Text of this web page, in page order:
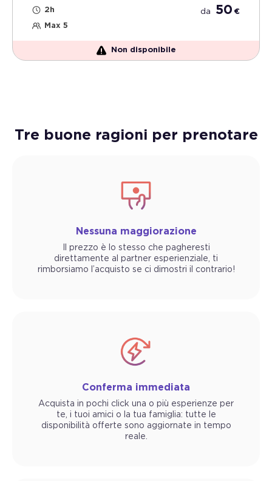
2h
Max 5
da 50 €
Non disponibile
Tre buone ragioni per prenotare
Nessuna maggiorazione
Il prezzo è lo stesso che pagheresti
direttamente al partner esperienziale, ti
rimborsiamo l’acquisto se ci dimostri il contrario!
Conferma immediata
Acquista in pochi click una o più esperienze per
te, i tuoi amici o la tua famiglia: tutte le
disponibilità offerte sono aggiornate in tempo
reale.